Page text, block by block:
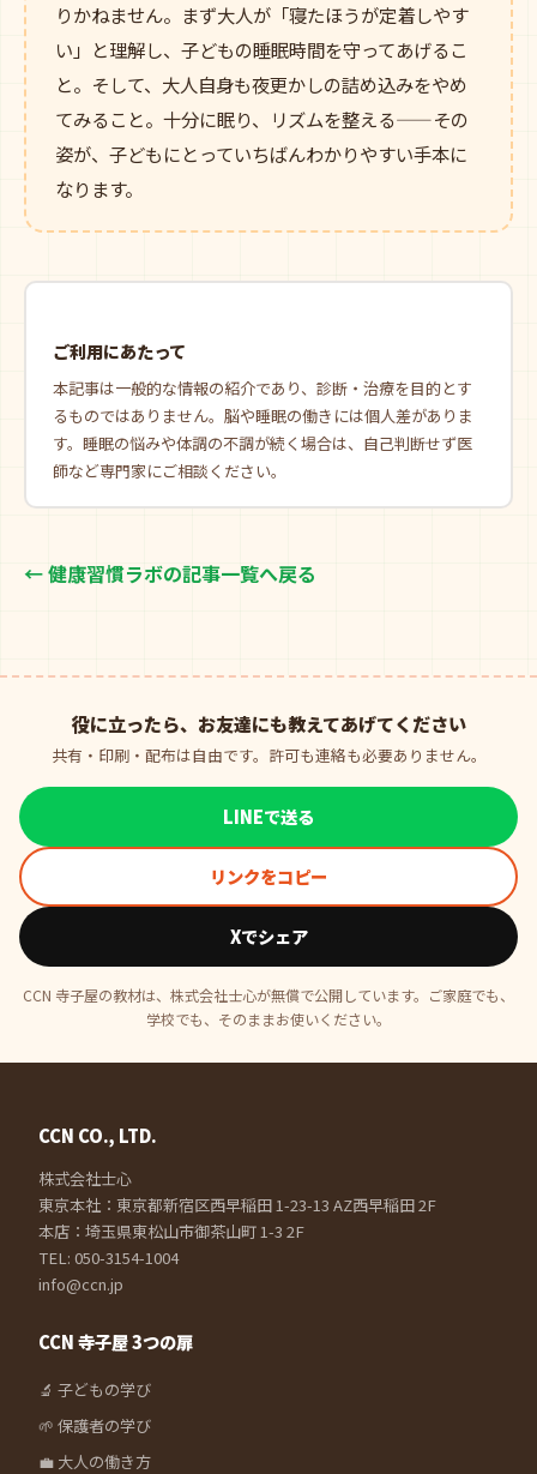
りかねません。まず大人が「寝たほうが定着しやす
い」と理解し、子どもの睡眠時間を守ってあげるこ
と。そして、大人自身も夜更かしの詰め込みをやめ
てみること。十分に眠り、リズムを整える——その
姿が、子どもにとっていちばんわかりやすい手本に
なります。
ご利用にあたって
本記事は一般的な情報の紹介であり、診断・治療を目的とす
るものではありません。脳や睡眠の働きには個人差がありま
す。睡眠の悩みや体調の不調が続く場合は、自己判断せず医
師など専門家にご相談ください。
← 健康習慣ラボの記事一覧へ戻る
役に立ったら、お友達にも教えてあげてください
共有・印刷・配布は自由です。許可も連絡も必要ありません。
LINEで送る
リンクをコピー
Xでシェア
CCN 寺子屋の教材は、株式会社士心が無償で公開しています。ご家庭でも、
学校でも、そのままお使いください。
CCN CO., LTD.
株式会社士心
東京本社：東京都新宿区西早稲田 1-23-13 AZ西早稲田 2F
本店：埼玉県東松山市御茶山町 1-3 2F
TEL: 050-3154-1004
info@ccn.jp
CCN 寺子屋 3つの扉
🔬 子どもの学び
🌱 保護者の学び
💼 大人の働き方